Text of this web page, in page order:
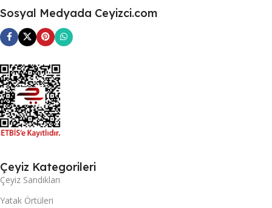
Sosyal Medyada Ceyizci.com
Çeyiz Kategorileri
Çeyiz Sandıkları
Yatak Örtüleri